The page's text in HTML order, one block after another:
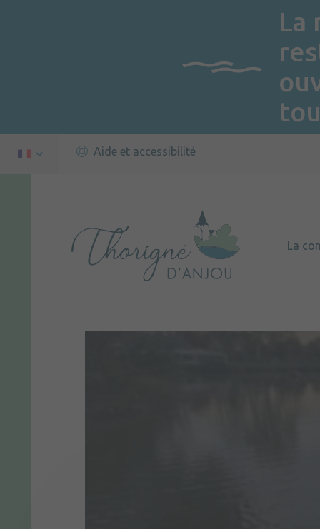
La
Aide et accessibilité
La